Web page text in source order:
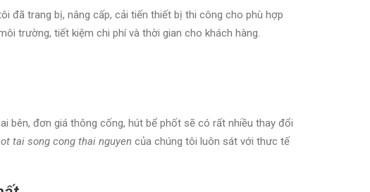
đã trang bị, nâng cấp, cải tiến thiết bị thi công cho phù hợp
trường, tiết kiệm chi phí và thời gian cho khách hàng.
bên, đơn giá thông cống, hút bể phốt sẽ có rất nhiều thay đổi
tai song cong thai nguyen của chúng tôi luôn sát với thưc tế